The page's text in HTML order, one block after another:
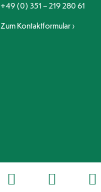
+49 (0) 351 – 219 280 61
Zum Kontaktformular ›